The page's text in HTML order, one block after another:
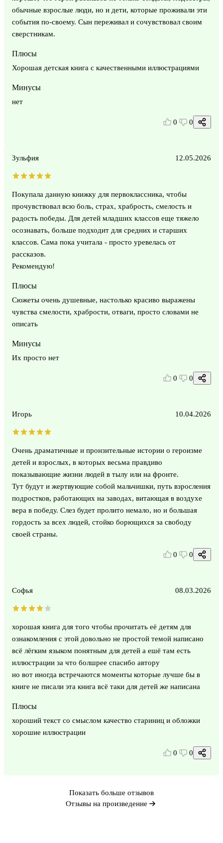
обычные взрослые люди, но и дети, которые проживали эти
события по-своему. Сын переживал и сочувствовал своим
сверстникам.
Плюсы
Хорошая детская книга с качественными иллюстрациями
Минусы
нет
0 0
Зульфия 12.05.2026
Покупала данную книжку для первоклассника, чтобы
прочувствовал всю боль, страх, храбрость, смелость и
радость победы. Для детей младших классов еще тяжело
осознавать, больше подходит для средних и старших
классов. Сама пока учитала - просто уревелась от
рассказов.
Рекомендую!
Плюсы
Сюжеты очень душевные, настолько красиво выражены
чувства смелости, храбрости, отваги, просто словами не
описать
Минусы
Их просто нет
0 0
Игорь 10.04.2026
Очень драматичные и пронзительные истории о героизме
детей и взрослых, в которых весьма правдиво
показывающие жизни людей в тылу или на фронте.
Тут будут и жертвующие собой мальчишки, путь взросления
подростков, работающих на заводах, витающая в воздухе
вера в победу. Слез будет пролито немало, но и большая
гордость за всех людей, стойко борющихся за свободу
своей страны.
0 0
Софья 08.03.2026
хорошая книга для того чтобы прочитать её детям для
ознакомления с этой довольно не простой темой написано
всё лёгким языком понятным для детей а ешё там есть
иллюстрации за что болшрее спасибо автору
но вот иногда встречаются моменты которые лучше бы в
книге не писали эта книга всё таки для детей же написана
Плюсы
хороший текст со смыслом качество стариниц и обложки
хорошие иллюстрации
0 0
Показать больше отзывов
Отзывы на произведение